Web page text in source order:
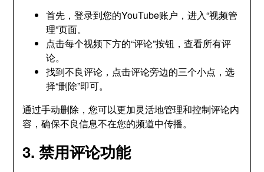
首先，登录到您的YouTube账户，进入“视频管
理”页面。
点击每个视频下方的“评论”按钮，查看所有评
论。
找到不良评论，点击评论旁边的三个小点，选
择“删除”即可。
通过手动删除，您可以更加灵活地管理和控制评论内
容，确保不良信息不在您的频道中传播。
3. 禁用评论功能